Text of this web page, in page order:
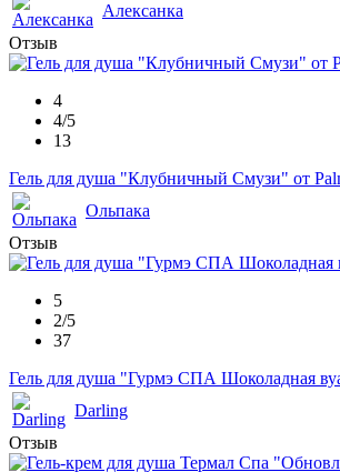
Алексанка
Отзыв
4
4/5
13
Гель для душа "Клубничный Смузи" от
Ольпака
Отзыв
5
2/5
37
Гель для душа "Гурмэ СПА Шоколадная
Darling
Отзыв